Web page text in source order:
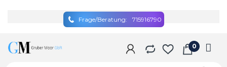
Frage/Beratung: 715916790